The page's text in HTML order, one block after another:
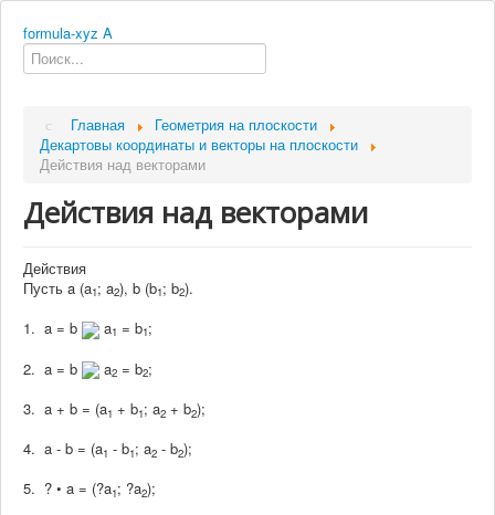
formula-xyz A
Главная
Геометрия на плоскости
Декартовы координаты и векторы на плоскости
Действия над векторами
Действия над векторами
Действия
Пусть a (a1; a2), b (b1; b2).
1. a = b a1 = b1;
2. a = b a2 = b2;
3. a + b = (a1 + b1; a2 + b2);
4. a - b = (a1 - b1; a2 - b2);
5. ? • a = (?a1; ?a2);